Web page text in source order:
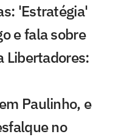
'Estratégia'
e fala sobre
Libertadores:
Paulinho, e
no